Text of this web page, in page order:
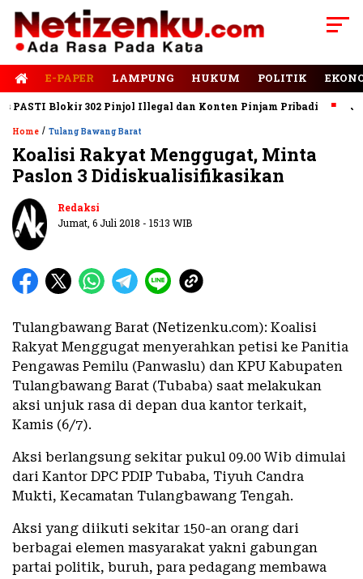
E-PAPER LAMPUNG HUKUM POLITIK
Blokir 302 Pinjol Illegal dan Konten Pinjam Pribadi Jalan
Home / Tulang Bawang Barat
Koalisi Rakyat Menggugat, Minta
Paslon 3 Didiskualisifikasikan
Redaksi
Jumat, 6 Juli 2018 - 15:13 WIB
Tulangbawang Barat (Netizenku.com): Koalisi
Rakyat Menggugat menyerahkan petisi ke Panitia
Pengawas Pemilu (Panwaslu) dan KPU Kabupaten
Tulangbawang Barat (Tubaba) saat melakukan
aksi unjuk rasa di depan dua kantor terkait,
Kamis (6/7).
Aksi berlangsung sekitar pukul 09.00 Wib dimulai
dari Kantor DPC PDIP Tubaba, Tiyuh Candra
Mukti, Kecamatan Tulangbawang Tengah.
Aksi yang diikuti sekitar 150-an orang dari
berbagai elemen masyarakat yakni gabungan
partai politik, buruh, para pedagang membawa